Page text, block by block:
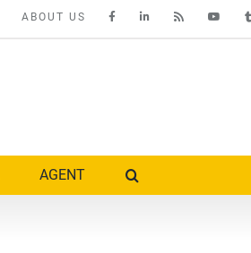
ABOUT US
AGENT